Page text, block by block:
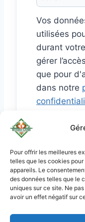
Pour offrir les meilleures
telles que les cookies
appareils. Le
des données telles que le
uniques sur ce site. Ne
avoir un effet négatif sur
Vos
utilisées
durant
gérer
que pour
dans notre
RU
JA
KO